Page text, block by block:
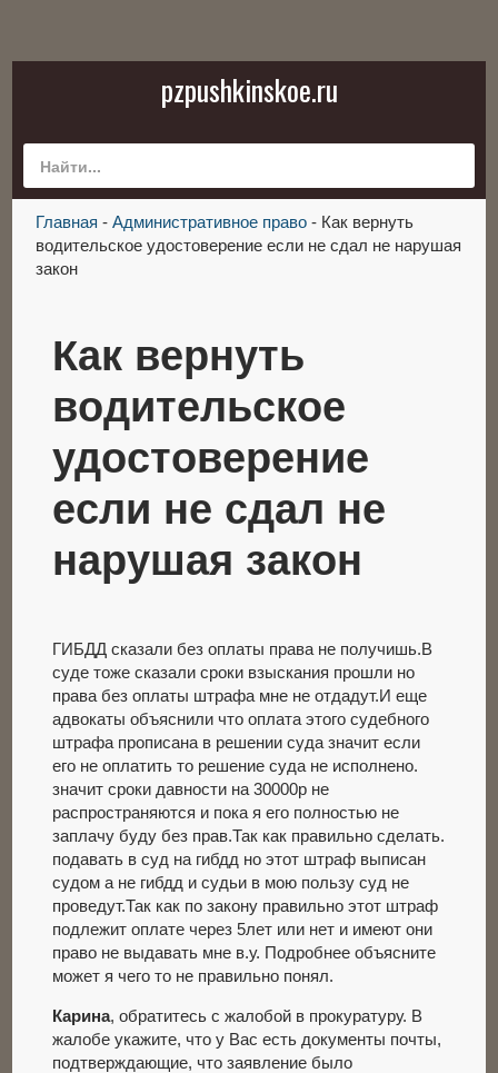
pzpushkinskoe.ru
Главная - Административное право- Как вернуть
водительское удостоверение если не сдал не нарушая
закон
Как вернуть
водительское
удостоверение
если не сдал не
нарушая закон
ГИБДД сказали без оплаты права не получишь.В
суде тоже сказали сроки взыскания прошли но
права без оплаты штрафа мне не отдадут.И еще
адвокаты объяснили что оплата этого судебного
штрафа прописана в решении суда значит если
его не оплатить то решение суда не исполнено.
значит сроки давности на 30000р не
распространяются и пока я его полностью не
заплачу буду без прав.Так как правильно сделать.
подавать в суд на гибдд но этот штраф выписан
судом а не гибдд и судьи в мою пользу суд не
проведут.Так как по закону правильно этот штраф
подлежит оплате через 5лет или нет и имеют они
право не выдавать мне в.у. Подробнее объясните
может я чего то не правильно понял.
Карина, обратитесь с жалобой в прокуратуру. В
жалобе укажите, что у Вас есть документы почты,
подтверждающие, что заявление было